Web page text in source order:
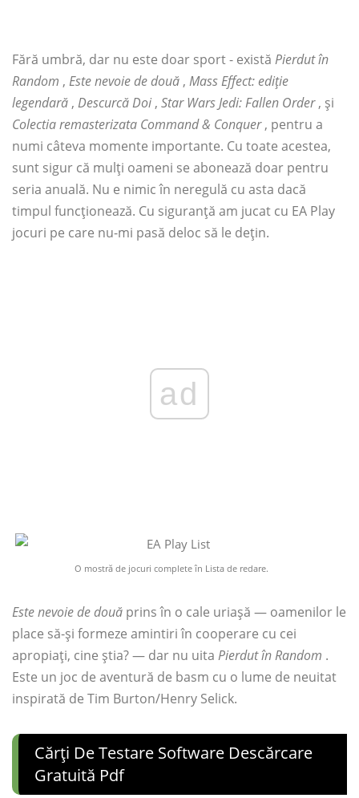
Fără umbră, dar nu este doar sport - există Pierdut în
Random , Este nevoie de două , Mass Effect: ediție
legendară , Descurcă Doi , Star Wars Jedi: Fallen Order, și
Colectia remasterizata Command & Conquer, pentru a
numi câteva momente importante. Cu toate acestea,
sunt sigur că mulți oameni se abonează doar pentru
seria anuală. Nu e nimic în neregulă cu asta dacă
timpul funcționează. Cu siguranță am jucat cu EA Play
jocuri pe care nu-mi pasă deloc să le dețin.
ad
O mostră de jocuri complete în Lista de redare.
Este nevoie de două prins în o cale uriașă — oamenilor le
place să-și formeze amintiri în cooperare cu cei
apropiați, cine știa? — dar nu uita Pierdut în Random .
Este un joc de aventură de basm cu o lume de neuitat
inspirată de Tim Burton/Henry Selick.
Cărți De Testare Software Descărcare
Gratuită Pdf